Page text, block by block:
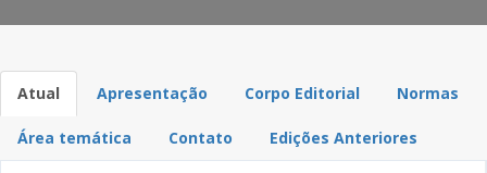
Atual Apresentação Corpo Editorial Normas
Área temática Contato Edições Anteriores